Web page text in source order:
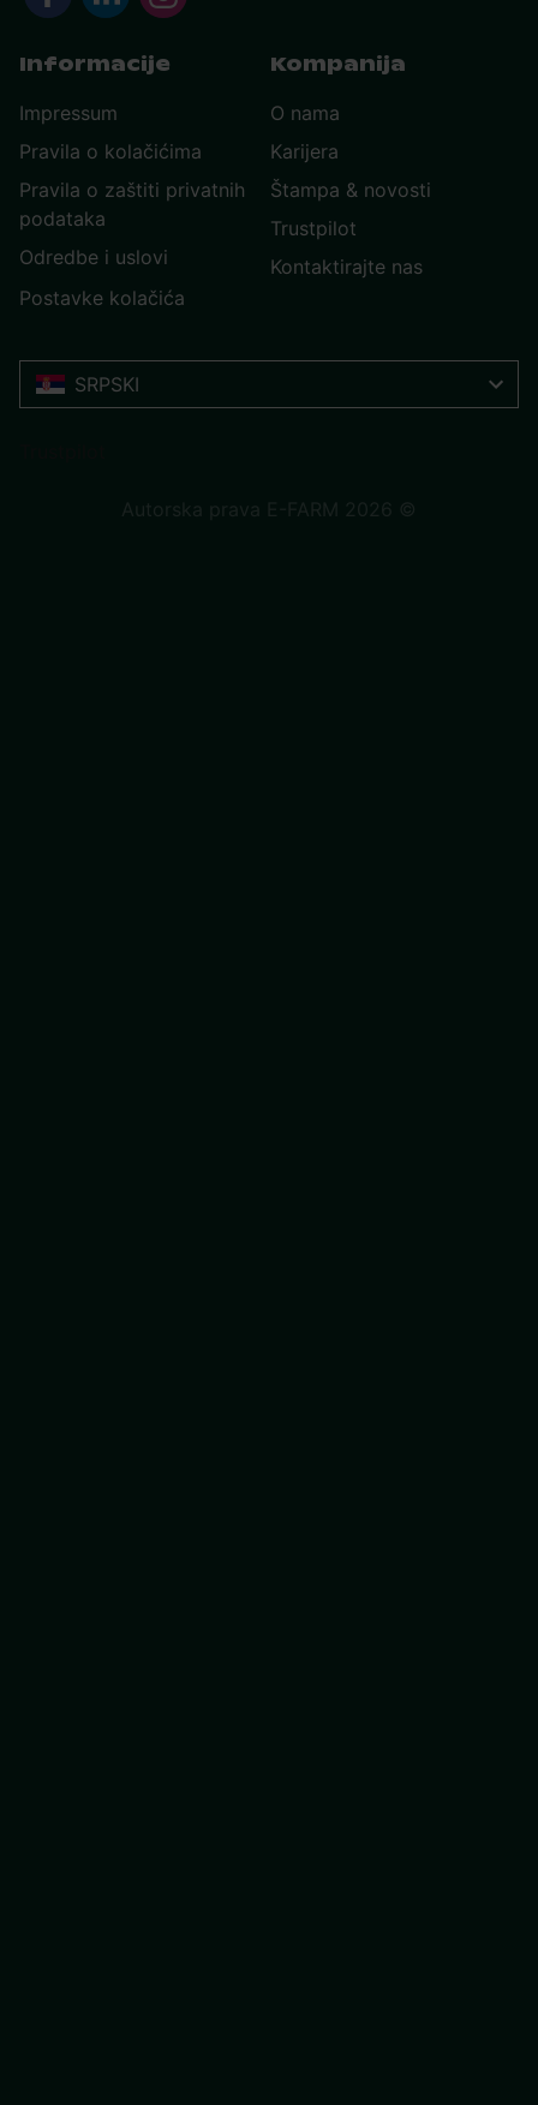
Informacije
Impressum
Pravila o kolačićima
Pravila o zaštiti privatnih
podataka
Odredbe i uslovi
Postavke kolačića
Kompanija
O nama
Karijera
Štampa & novosti
Trustpilot
Kontaktirajte nas
SRPSKI